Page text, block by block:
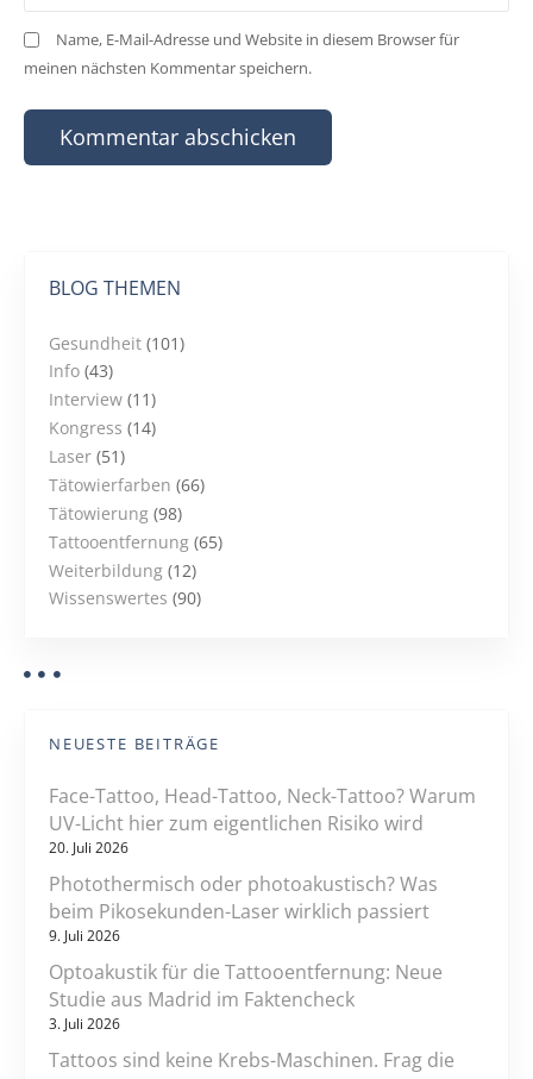
Name, E-Mail-Adresse und Website in diesem Browser für
meinen nächsten Kommentar speichern.
BLOG THEMEN
Gesundheit (101)
Info (43)
Interview (11)
Kongress (14)
Laser (51)
Tätowierfarben (66)
Tätowierung (98)
Tattooentfernung (65)
Weiterbildung (12)
Wissenswertes (90)
NEUESTE BEITRÄGE
Face-Tattoo, Head-Tattoo, Neck-Tattoo? Warum
UV-Licht hier zum eigentlichen Risiko wird
20. Juli 2026
Photothermisch oder photoakustisch? Was
beim Pikosekunden-Laser wirklich passiert
9. Juli 2026
Optoakustik für die Tattooentfernung: Neue
Studie aus Madrid im Faktencheck
3. Juli 2026
Tattoos sind keine Krebs-Maschinen. Frag die